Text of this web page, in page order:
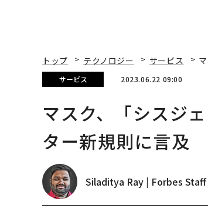
トップ テクノロジー サービス
サービス 2023.06.22 09:00
マスク、「シスジ
ター新規則に言及
Siladitya Ray | Forbes Staff